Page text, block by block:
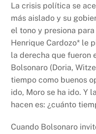
c
e
b
o
o
k
at
s
A
p
p
La crisis política se
más aislado y su
el tono y presiona
Henrique Cardozo* le
la derecha que fueron
Bolsonaro (Doria,
tiempo como buenos
ido, Moro se ha ido. Y
hacen es: ¿cuánto
Cuando Bolsonaro